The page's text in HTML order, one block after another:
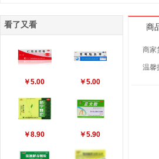
商
商家
温馨
看了又看
￥5.00 ￥5.00
￥8.90 ￥5.90